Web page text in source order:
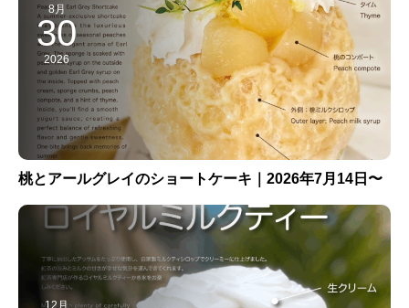
8月
30
2026
桃とアールグレイのショートケーキ｜2026年7月14日〜
12月